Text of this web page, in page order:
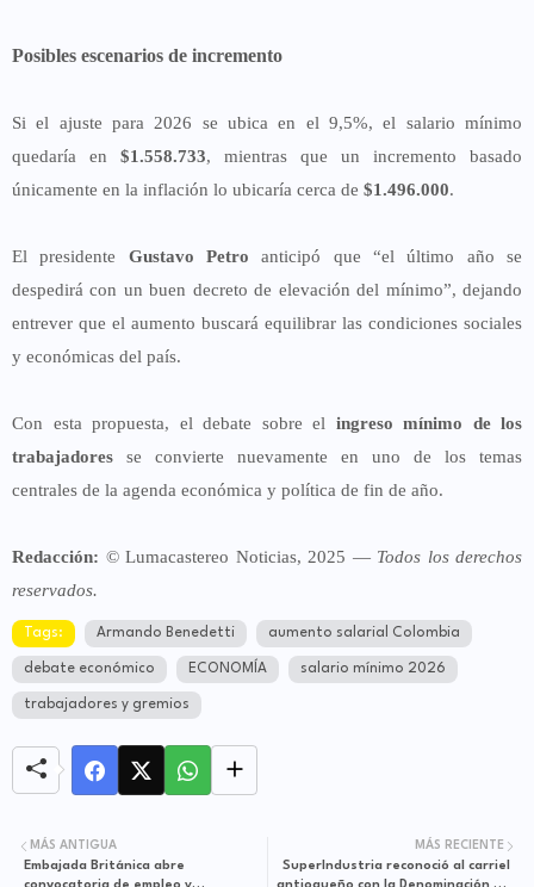
Posibles escenarios de incremento
Si el ajuste para 2026 se ubica en el 9,5%, el salario mínimo
quedaría en $1.558.733, mientras que un incremento basado
únicamente en la inflación lo ubicaría cerca de $1.496.000.
El presidente Gustavo Petro anticipó que “el último año se
despedirá con un buen decreto de elevación del mínimo”, dejando
entrever que el aumento buscará equilibrar las condiciones sociales
y económicas del país.
Con esta propuesta, el debate sobre el ingreso mínimo de los
trabajadores se convierte nuevamente en uno de los temas
centrales de la agenda económica y política de fin de año.
Redacción: © Lumacastereo Noticias, 2025 — Todos los derechos
reservados.
Tags: Armando Benedetti aumento salarial Colombia
debate económico ECONOMÍA salario mínimo 2026
trabajadores y gremios
MÁS RECIENTE
SuperIndustria reconoció al carriel
MÁS ANTIGUA
Embajada Británica abre